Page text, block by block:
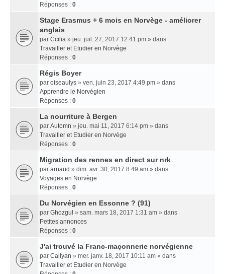
Réponses : 0
Stage Erasmus + 6 mois en Norvège - améliorer
anglais
par Ccilia » jeu. juil. 27, 2017 12:41 pm » dans
Travailler et Etudier en Norvège
Réponses : 0
Régis Boyer
par oiseaulys » ven. juin 23, 2017 4:49 pm » dans
Apprendre le Norvégien
Réponses : 0
La nourriture à Bergen
par Automn » jeu. mai 11, 2017 6:14 pm » dans
Travailler et Etudier en Norvège
Réponses : 0
Migration des rennes en direct sur nrk
par arnaud » dim. avr. 30, 2017 8:49 am » dans
Voyages en Norvège
Réponses : 0
Du Norvégien en Essonne ? (91)
par Ghozgul » sam. mars 18, 2017 1:31 am » dans
Petites annonces
Réponses : 0
J'ai trouvé la Franc-maçonnerie norvégienne
par Callyan » mer. janv. 18, 2017 10:11 am » dans
Travailler et Etudier en Norvège